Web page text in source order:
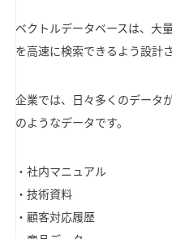
ベクトルデータベースは、大
を高速に検索できるよう設計
企業では、日々多くのデータ
のようなデータです。
・社内マニュアル
・技術資料
・顧客対応履歴